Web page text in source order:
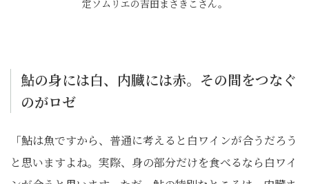
定ソムリエの吉田まさきこさん。
鮎の身には白、内臓には赤。その間をつなぐ
のがロゼ
「鮎は魚ですから、普通に考えると白ワインが合うだろう
と思いますよね。実際、身の部分だけを食べるなら白ワイ